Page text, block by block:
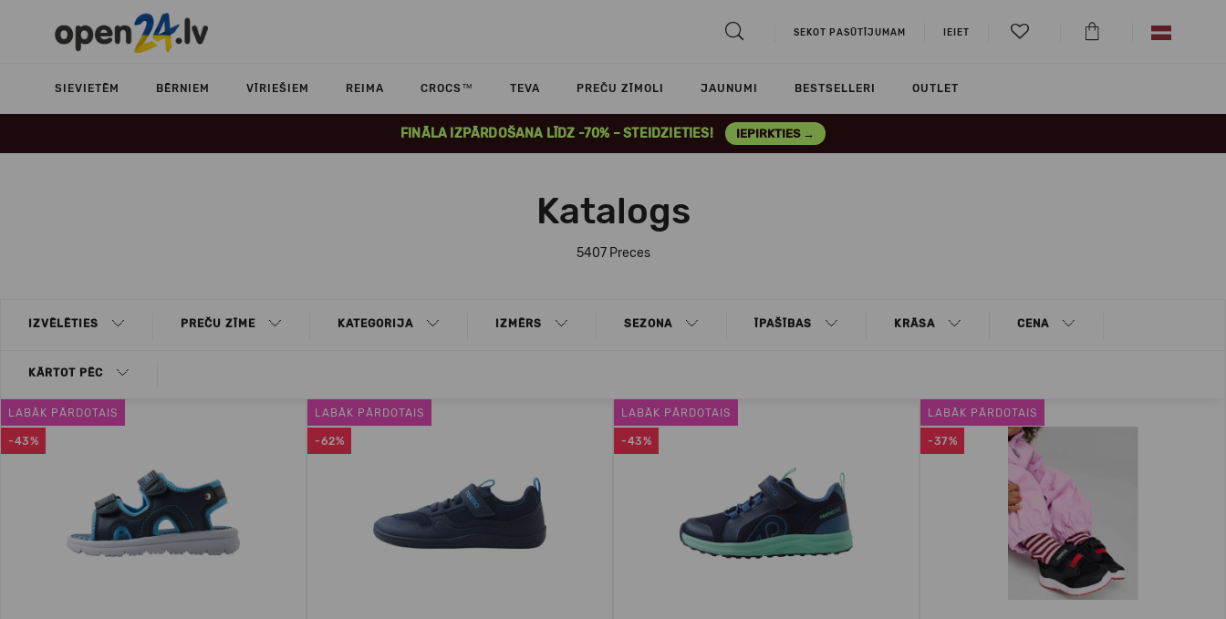
SEKOT PASŪTĪJUMAM IEIET
SIEVIETĒM BĒRNIEM VĪRIEŠIEM REIMA CROCS™ TEVA PREČU ZĪMOLI JAUNUMI BESTSELLERI OUTLET
FINĀLA IZPĀRDOŠANA LĪDZ -70% – STEIDZIETIES! IEPIRKTIES →
Katalogs
5407 Preces
IZVĒLĒTIES PREČU ZĪME KATEGORIJA IZMĒRS SEZONA ĪPAŠĪBAS KRĀSA CENA
KĀRTOT PĒC
-43%
LABĀK PĀRDOTAIS
-62%
LABĀK PĀRDOTAIS
-43%
LABĀK PĀRDOTAIS
-37%
LABĀK PĀRDOTAIS